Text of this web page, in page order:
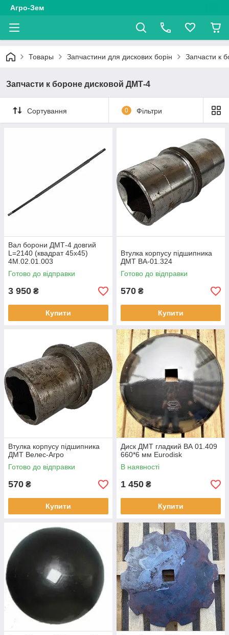
Агро-Зем
Товары Запчастини для дискових борін Запчасти к
Запчасти к бороне дисковой ДМТ-4
Сортування 0 Фільтри
Вал борони ДМТ-4 довгий
L=2140 (квадрат 45х45)
4М.02.01.003
Готово до відправки
3 950 ₴
Купити
Втулка корпусу підшипника
ДМТ ВА-01.324
Готово до відправки
570 ₴
Купити
Втулка корпусу підшипника
ДМТ Велес-Агро
Готово до відправки
570 ₴
Купити
Диск ДМТ гладкий ВА 01.409
660*6 мм Eurodisk
В наявності
1 450 ₴
Купити